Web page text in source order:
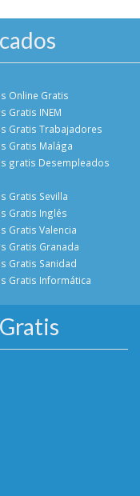
Online Gratis
Gratis INEM
Gratis Trabajadores
Gratis Malága
gratis Desempleados
Gratis Sevilla
Gratis Inglés
Gratis Valencia
Gratis Granada
Gratis Sanidad
Gratis Informática